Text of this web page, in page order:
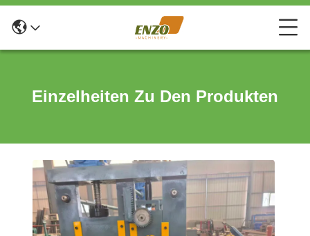
Einzelheiten Zu Den Produkten